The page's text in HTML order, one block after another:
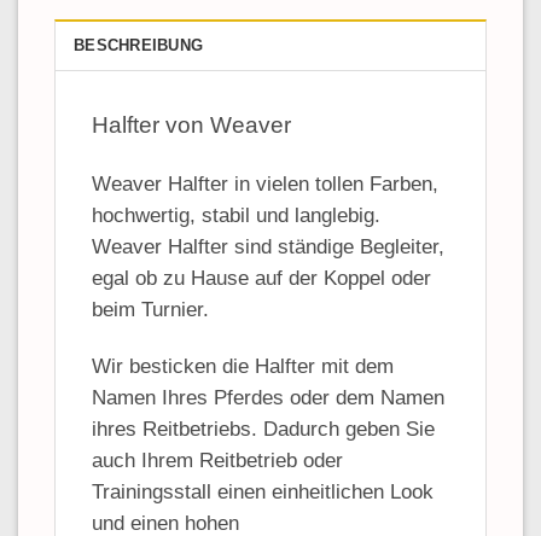
BESCHREIBUNG
Halfter von Weaver
Weaver Halfter in vielen tollen Farben,
hochwertig, stabil und langlebig.
Weaver Halfter sind ständige Begleiter,
egal ob zu Hause auf der Koppel oder
beim Turnier.
Wir besticken die Halfter mit dem
Namen Ihres Pferdes oder dem Namen
ihres Reitbetriebs. Dadurch geben Sie
auch Ihrem Reitbetrieb oder
Trainingsstall einen einheitlichen Look
und einen hohen